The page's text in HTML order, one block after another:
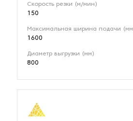
Скорость резки (м/мин)
150
Максимальная ширина подачи
1600
Диаметр выгрузки (мм)
800